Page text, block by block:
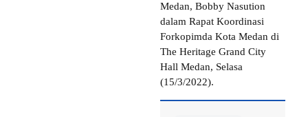
Medan, Bobby Nasution
dalam Rapat Koordinasi
Forkopimda Kota Medan di
The Heritage Grand City
Hall Medan, Selasa
(15/3/2022).